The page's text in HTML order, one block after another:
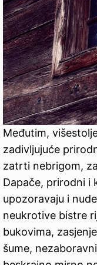
Međutim,
zadivljujuće
zatrti nebrigom,
Dapače, prirodni i
upozoravaju i
neukrotive bistre
bukovima,
šume,